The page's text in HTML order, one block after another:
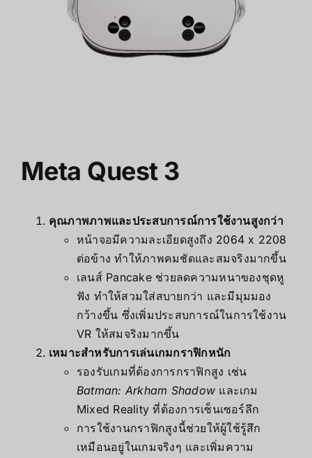
Meta Quest 3
คุณภาพภาพและประสบการณ์การใช้งานสูงกว่า
หน้าจอมีความละเอียดสูงถึง 2064 x 2208
ต่อข้าง ทำให้ภาพคมชัดและสมจริงมากขึ้น
เลนส์ Pancake ช่วยลดความหนาของชุดหู
ฟัง ทำให้สวมใส่สบายกว่า และมีมุมมอง
กว้างขึ้น ซึ่งเพิ่มประสบการณ์ในการใช้งาน
VR ให้สมจริงมากขึ้น
เหมาะสำหรับการเล่นเกมกราฟิกหนัก
รองรับเกมที่ต้องการกราฟิกสูง เช่น
Batman: Arkham Shadow และเกม
Mixed Reality ที่ต้องการเซ็นเซอร์ลึก
การใช้งานกราฟิกสูงนี้ช่วยให้ผู้ใช้รู้สึก
เหมือนอยู่ในเกมจริงๆ และเพิ่มความ